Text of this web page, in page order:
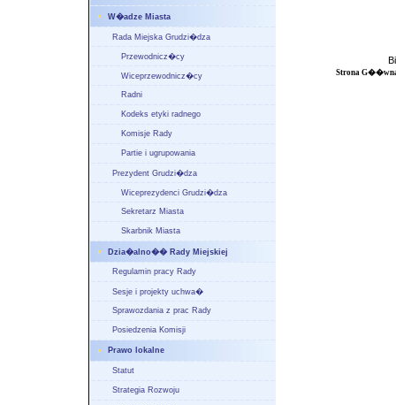
W�adze Miasta
Rada Miejska Grudzi�dza
Przewodnicz�cy
Wiceprzewodnicz�cy
Radni
Kodeks etyki radnego
Komisje Rady
Partie i ugrupowania
Prezydent Grudzi�dza
Wiceprezydenci Grudzi�dza
Sekretarz Miasta
Skarbnik Miasta
Dzia�alno�� Rady Miejskiej
Regulamin pracy Rady
Sesje i projekty uchwa�
Sprawozdania z prac Rady
Posiedzenia Komisji
Prawo lokalne
Statut
Strategia Rozwoju
Strona